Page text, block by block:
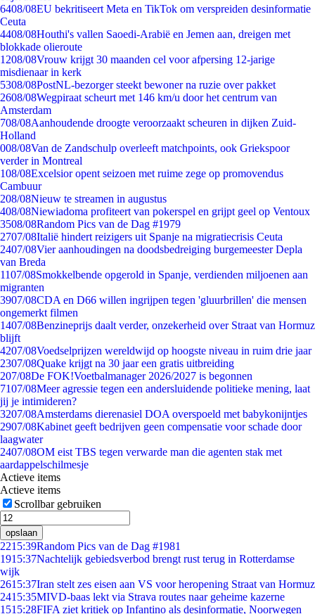
6408/08EU bekritiseert Meta en TikTok om verspreiden desinformatie
Ceuta
4408/08Houthi's vallen Saoedi-Arabië en Jemen aan, dreigen met
blokkade olieroute
1208/08Vrouw krijgt 30 maanden cel voor afpersing 12-jarige
misdienaar in kerk
5308/08PostNL-bezorger steekt bewoner na ruzie over pakket
2608/08Wegpiraat scheurt met 146 km/u door het centrum van
Amsterdam
708/08Aanhoudende droogte veroorzaakt scheuren in dijken Zuid-
Holland
008/08Van de Zandschulp overleeft matchpoints, ook Griekspoor
verder in Montreal
108/08Excelsior opent seizoen met ruime zege op promovendus
Cambuur
208/08Nieuw te streamen in augustus
408/08Niewiadoma profiteert van pokerspel en grijpt geel op Ventoux
3508/08Random Pics van de Dag #1979
2707/08Italië hindert reizigers uit Spanje na migratiecrisis Ceuta
2407/08Vier aanhoudingen na doodsbedreiging burgemeester Depla
van Breda
1107/08Smokkelbende opgerold in Spanje, verdienden miljoenen aan
migranten
3907/08CDA en D66 willen ingrijpen tegen 'gluurbrillen' die mensen
ongemerkt filmen
1407/08Benzineprijs daalt verder, onzekerheid over Straat van Hormuz
blijft
4207/08Voedselprijzen wereldwijd op hoogste niveau in ruim drie jaar
2307/08Quake krijgt na 30 jaar een gratis uitbreiding
207/08De FOK!Voetbalmanager 2026/2027 is begonnen
7107/08Meer agressie tegen een andersluidende politieke mening, laat
jij je intimideren?
3207/08Amsterdams dierenasiel DOA overspoeld met babykonijntjes
2907/08Kabinet geeft bedrijven geen compensatie voor schade door
laagwater
2407/08OM eist TBS tegen verwarde man die agenten stak met
aardappelschilmesje
Actieve items
Actieve items
Scrollbar gebruiken
opslaan
2215:39Random Pics van de Dag #1981
1915:37Nachtelijk gebiedsverbod brengt rust terug in Rotterdamse
wijk
2615:37Iran stelt zes eisen aan VS voor heropening Straat van Hormuz
2415:35MIVD-baas lekt via Strava routes naar geheime kazerne
1515:28FIFA ziet kritiek op Infantino als desinformatie, Noorwegen